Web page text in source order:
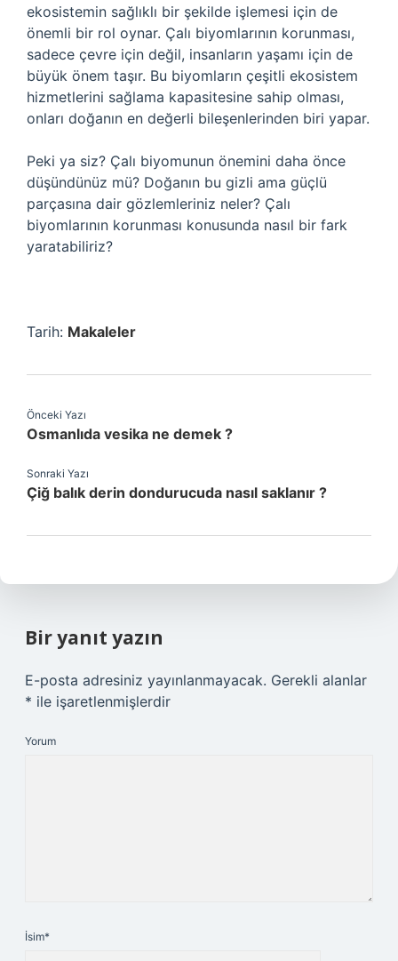
ekosistemin sağlıklı bir şekilde işlemesi için de
önemli bir rol oynar. Çalı biyomlarının korunması,
sadece çevre için değil, insanların yaşamı için de
büyük önem taşır. Bu biyomların çeşitli ekosistem
hizmetlerini sağlama kapasitesine sahip olması,
onları doğanın en değerli bileşenlerinden biri yapar.
Peki ya siz? Çalı biyomunun önemini daha önce
düşündünüz mü? Doğanın bu gizli ama güçlü
parçasına dair gözlemleriniz neler? Çalı
biyomlarının korunması konusunda nasıl bir fark
yaratabiliriz?
Tarih: Makaleler
Önceki Yazı
Osmanlıda vesika ne demek ?
Sonraki Yazı
Çiğ balık derin dondurucuda nasıl saklanır ?
Bir yanıt yazın
E-posta adresiniz yayınlanmayacak. Gerekli alanlar
* ile işaretlenmişlerdir
Yorum
İsim*